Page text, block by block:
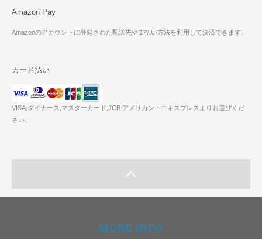
Amazon Pay
Amazonのアカウントに登録された配送先や支払い方法を利用して決済できます。
カード払い
VISA,ダイナース,マスターカード,JCB,アメリカン・エキスプレスよりお選びくだ
さい。
MORE INFO